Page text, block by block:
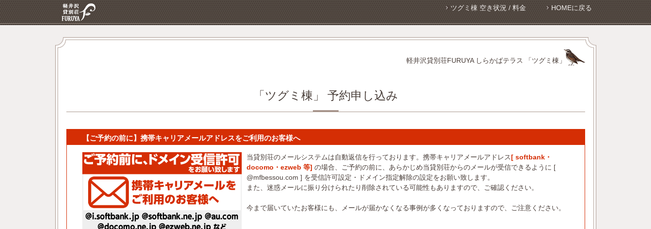
ツグミ棟 空き状況 / 料金 HOMEに戻る
軽井沢貸別荘FURUYA しらかばテラス 「ツグミ棟」
「ツグミ棟」 予約申し込み
【ご予約の前に】携帯キャリアメールアドレスをご利用のお客様へ
当貸別荘のメールシステムは自動返信を行っております。携帯キャリアメールアドレス[ softbank・
docomo・ezweb 等] の場合、ご予約の前に、あらかじめ当貸別荘からのメールが受信できるように [
@mfbessou.com ] を受信許可設定・ドメイン指定解除の設定をお願い致します。
また、迷惑メールに振り分けられたり削除されている可能性もありますので、ご確認ください。
今まで届いていたお客様にも、メールが届かなくなる事例が多くなっておりますので、ご注意ください。